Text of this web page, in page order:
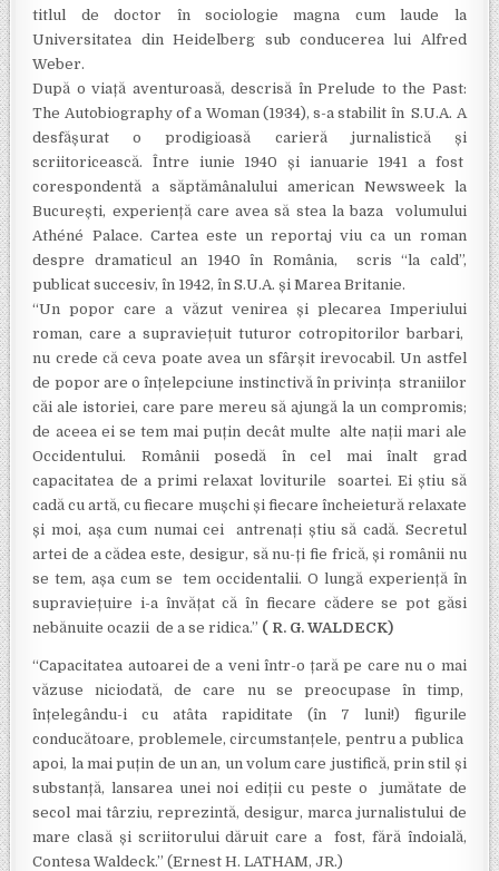
titlul de doctor în sociologie magna cum laude la
Universitatea din Heidelberg sub conducerea lui Alfred
Weber.
După o viață aventuroasă, descrisă în Prelude to the Past:
The Autobiography of a Woman (1934), s-a stabilit în S.U.A. A
desfășurat o prodigioasă carieră jurnalistică și
scriitoricească. Între iunie 1940 și ianuarie 1941 a fost
corespondentă a săptămânalului american Newsweek la
București, experiență care avea să stea la baza volumului
Athéné Palace. Cartea este un reportaj viu ca un roman
despre dramaticul an 1940 în România, scris “la cald”,
publicat succesiv, în 1942, în S.U.A. și Marea Britanie.
“Un popor care a văzut venirea și plecarea Imperiului
roman, care a supraviețuit tuturor cotropitorilor barbari,
nu crede că ceva poate avea un sfârșit irevocabil. Un astfel
de popor are o înțelepciune instinctivă în privința straniilor
căi ale istoriei, care pare mereu să ajungă la un compromis;
de aceea ei se tem mai puțin decât multe alte nații mari ale
Occidentului. Românii posedă în cel mai înalt grad
capacitatea de a primi relaxat loviturile soartei. Ei știu să
cadă cu artă, cu fiecare mușchi și fiecare încheietură relaxate
și moi, așa cum numai cei antrenați știu să cadă. Secretul
artei de a cădea este, desigur, să nu-ți fie frică, și românii nu
se tem, așa cum se tem occidentalii. O lungă experiență în
supraviețuire i-a învățat că în fiecare cădere se pot găsi
nebănuite ocazii de a se ridica.” ( R. G. WALDECK)
“Capacitatea autoarei de a veni într-o țară pe care nu o mai
văzuse niciodată, de care nu se preocupase în timp,
înțelegându-i cu atâta rapiditate (în 7 luni!) figurile
conducătoare, problemele, circumstanțele, pentru a publica
apoi, la mai puțin de un an, un volum care justifică, prin stil și
substanță, lansarea unei noi ediții cu peste o jumătate de
secol mai târziu, reprezintă, desigur, marca jurnalistului de
mare clasă și scriitorului dăruit care a fost, fără îndoială,
Contesa Waldeck.” (Ernest H. LATHAM, JR.)